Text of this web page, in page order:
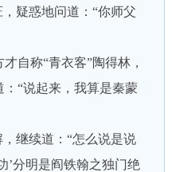
疑惑地问道：“你师父
称“青衣客”陶得林，
“说起来，我算是秦蒙
继续道：“怎么说是说
’分明是阎铁翰之独门绝